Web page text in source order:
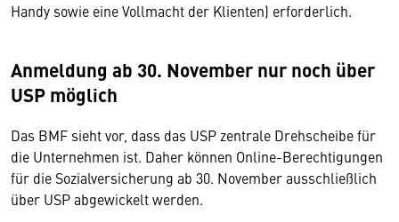
Handy sowie eine Vollmacht der Klienten) erforderlich.
Anmeldung ab 30. November nur noch über
USP möglich
Das BMF sieht vor, dass das USP zentrale Drehscheibe für
die Unternehmen ist. Daher können Online-Berechtigungen
für die Sozialversicherung ab 30. November ausschließlich
über USP abgewickelt werden.